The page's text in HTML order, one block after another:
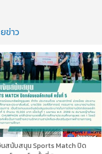
ข่าว
นสนับสนุน Sports Match ปิด